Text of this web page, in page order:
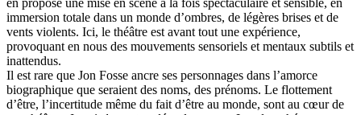
en propose une mise en scène à la fois spectaculaire et sensible, en
immersion totale dans un monde d’ombres, de légères brises et de
vents violents. Ici, le théâtre est avant tout une expérience,
provoquant en nous des mouvements sensoriels et mentaux subtils et
inattendus.
Il est rare que Jon Fosse ancre ses personnages dans l’amorce
biographique que seraient des noms, des prénoms. Le flottement
d’être, l’incertitude même du fait d’être au monde, sont au cœur de